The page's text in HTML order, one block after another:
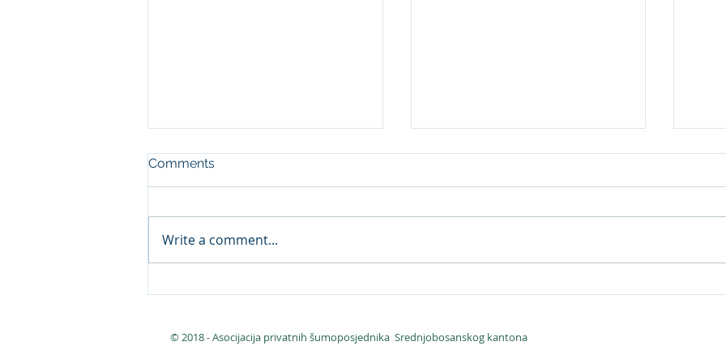
u 2025. godini
Comments
Write a comment...
© 2018 - Asocijacija privatnih šumoposjednika Srednjobosanskog kantona